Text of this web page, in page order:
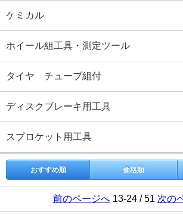
ケミカル
ホイール組工具・測定ツール
タイヤ チューブ組付
ディスクブレーキ用工具
スプロケット用工具
おすすめ順 価格順
前のページへ13-24 / 51 次の